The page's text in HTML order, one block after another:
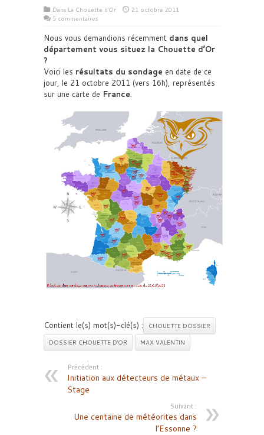
Dans La Chouette d'Or
21 octobre 2011
5 commentaires
Nous vous demandions récemment dans quel
département vous situez la Chouette d’Or
?
Voici les résultats du sondage en date de ce
jour, le 21 octobre 2011 (vers 16h), représentés
sur une carte de France.
Contient le(s) mot(s)-clé(s) :
CHOUETTE DOSSIER
DOSSIER CHOUETTE D'OR
MAX VALENTIN
Précédent :
Initiation aux détecteurs de métaux –
Stage
Suivant :
Une centaine de météorites dans
l’Essonne ?